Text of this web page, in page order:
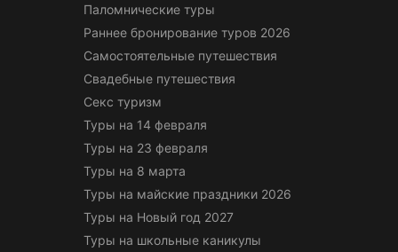
Паломнические туры
Раннее бронирование туров 2026
Самостоятельные путешествия
Свадебные путешествия
Секс туризм
Туры на 14 февраля
Туры на 23 февраля
Туры на 8 марта
Туры на майские праздники 2026
Туры на Новый год 2027
Туры на школьные каникулы